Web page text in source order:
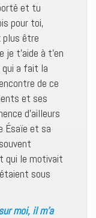
et tu
pour toi,
plus être
t’aide à t’en
qui a fait la
de ce
et ses
d’ailleurs
Ésaïe et sa
qui le motivait
sous
moi, il m’a